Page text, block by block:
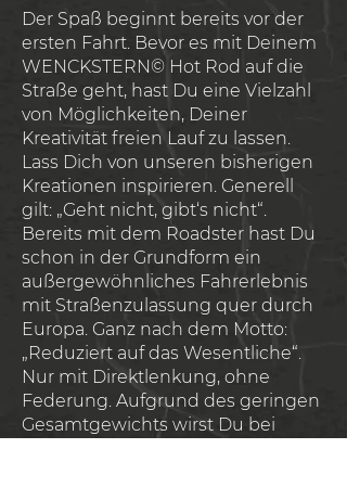
Der Spaß beginnt bereits vor der
ersten Fahrt. Bevor es mit Deinem
WENCKSTERN© Hot Rod auf die
Straße geht, hast Du eine Vielzahl
von Möglichkeiten, Deiner
Kreativität freien Lauf zu lassen.
Lass Dich von unseren bisherigen
Kreationen inspirieren. Generell
gilt: „Geht nicht, gibt‘s nicht“.
Bereits mit dem Roadster hast Du
schon in der Grundform ein
außergewöhnliches Fahrerlebnis
mit Straßenzulassung quer durch
Europa. Ganz nach dem Motto:
„Reduziert auf das Wesentliche“.
Nur mit Direktlenkung, ohne
Federung. Aufgrund des geringen
Gesamtgewichts wirst Du bei